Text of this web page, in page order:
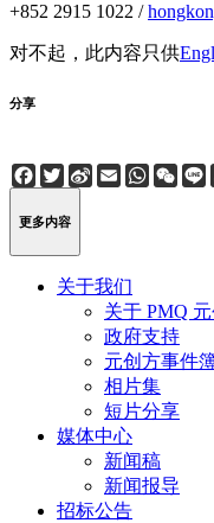
+852 2915 1022 /
对不起，此内容只供
分享
Facebook
Twitter
Sina
Weibo
Email
更多内容
关于我们
关于 PMQ
政府支持
元创方事件
相片集
短片分享
媒体中心
新闻稿
新闻报导
招标公告